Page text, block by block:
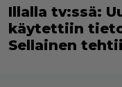
Illalla tv:ssä:
käytettiin
Sellainen